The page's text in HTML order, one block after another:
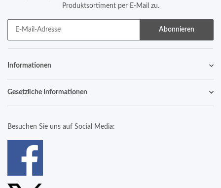
Produktsortiment per E-Mail zu.
Abonnieren
Informationen
Gesetzliche Informationen
Besuchen Sie uns auf Social Media: